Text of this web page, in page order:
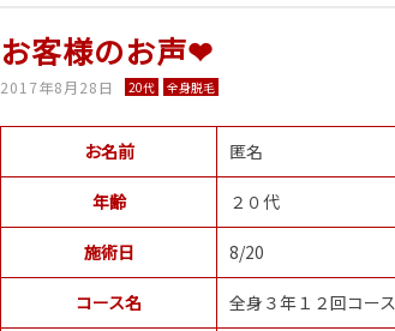
お客様のお声❤
2017年8月28日 20代 全身脱毛
お名前 匿名
年齢 ２０代
施術日 8/20
コース名 全身３年１２回コース